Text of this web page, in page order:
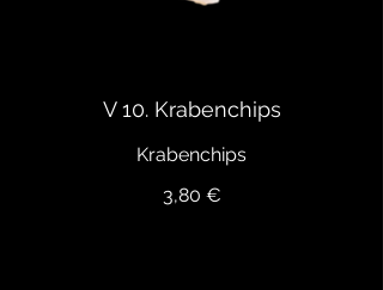
V 10. Krabenchips
Krabenchips
3,80 €